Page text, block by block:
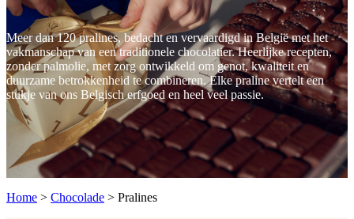
Meer dan 120 pralines, bedacht en vervaardigd in België met het
vakmanschap van een traditionele chocolatier. Heerlijke recepten,
zonder palmolie, met zorg ontwikkeld om genot, kwaliteit en
duurzame betrokkenheid te combineren. Elke praline vertelt een
stukje van ons Belgisch erfgoed en heel veel passie.
Home > Chocolade > Pralines